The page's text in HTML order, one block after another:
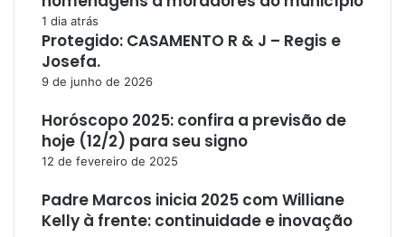
1 dia atrás
Protegido: CASAMENTO R & J – Regis e
Josefa.
9 de junho de 2026
Horóscopo 2025: confira a previsão de
hoje (12/2) para seu signo
12 de fevereiro de 2025
Padre Marcos inicia 2025 com Williane
Kelly à frente: continuidade e inovação